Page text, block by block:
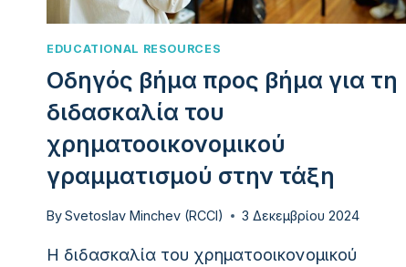
EDUCATIONAL RESOURCES
Οδηγός βήμα προς βήμα για τη
διδασκαλία του
χρηματοοικονομικού
γραμματισμού στην τάξη
BySvetoslav Minchev (RCCI) 3 Δεκεμβρίου 2024
Η διδασκαλία του χρηματοοικονομικού